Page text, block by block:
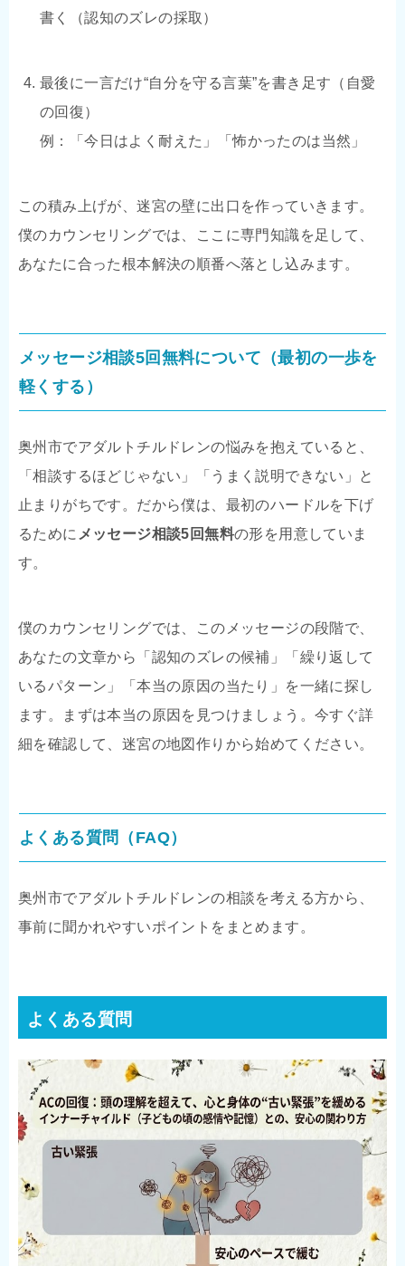
書く（認知のズレの採取）
最後に一言だけ“自分を守る言葉”を書き足す（自愛
の回復）
例：「今日はよく耐えた」「怖かったのは当然」
この積み上げが、迷宮の壁に出口を作っていきます。
僕のカウンセリングでは、ここに専門知識を足して、
あなたに合った根本解決の順番へ落とし込みます。
メッセージ相談5回無料について（最初の一歩を
軽くする）
奥州市でアダルトチルドレンの悩みを抱えていると、
「相談するほどじゃない」「うまく説明できない」と
止まりがちです。だから僕は、最初のハードルを下げ
るために メッセージ相談5回無料の形を用意していま
す。
僕のカウンセリングでは、このメッセージの段階で、
あなたの文章から「認知のズレの候補」「繰り返して
いるパターン」「本当の原因の当たり」を一緒に探し
ます。まずは本当の原因を見つけましょう。今すぐ詳
細を確認して、迷宮の地図作りから始めてください。
よくある質問（FAQ）
奥州市でアダルトチルドレンの相談を考える方から、
事前に聞かれやすいポイントをまとめます。
よくある質問